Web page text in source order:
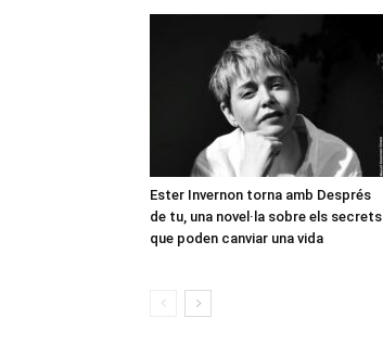
Ester Invernon torna amb Després
de tu, una novel·la sobre els secrets
que poden canviar una vida